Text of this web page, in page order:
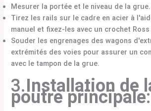
Mesurer la portée et le niveau de la grue.
Tirez les rails sur le cadre en acier à
manuel et fixez-les avec un crochet
Souder les engrenages des wagons
extrémités des voies pour assurer un
avec le tampon de la grue.
3.Installation de
poutre principale: